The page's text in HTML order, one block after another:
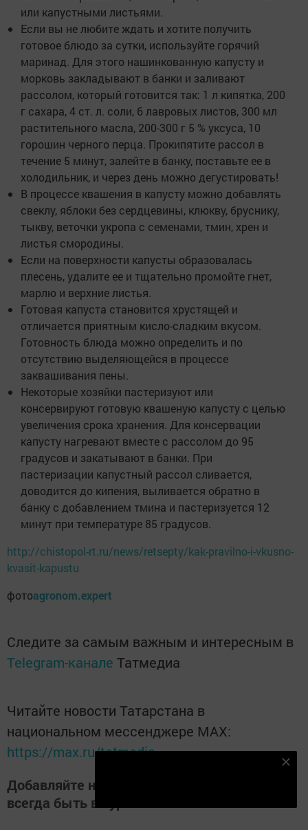
или капустными листьями.
Если вы не любите ждать и хотите получить
готовое блюдо за сутки, используйте горячий
маринад. Для этого нашинкованную капусту и
морковь закладывают в банки и заливают
рассолом, который готовится так: 1 л кипятка, 200
г сахара, 4 ст. л. соли, 6 лавровых листов, 300 мл
растительного масла, 200-300 г 5 % уксуса, 10
горошин черного перца. Прокипятите рассол в
течение 5 минут, залейте в банку, поставьте ее в
холодильник, и через день можно дегустировать!
В процессе квашения в капусту можно добавлять
свеклу, яблоки без сердцевины, клюкву, бруснику,
тыкву, веточки укропа с семенами, тмин, хрен и
листья смородины.
Если на поверхности капусты образовалась
плесень, удалите ее и тщательно промойте гнет,
марлю и верхние листья.
Готовая капуста становится хрустящей и
отличается приятным кисло-сладким вкусом.
Готовность блюда можно определить и по
отсутствию выделяющейся в процессе
заквашивания пены.
Некоторые хозяйки пастеризуют или
консервируют готовую квашеную капусту с целью
увеличения срока хранения. Для консервации
капусту нагревают вместе с рассолом до 95
градусов и закатывают в банки. При
пастеризации капустный рассол сливается,
доводится до кипения, выливается обратно в
банку с добавлением тмина и пастеризуется 12
минут при температуре 85 градусов.
http://chistopol-rt.ru/news/retsepty/kak-pravilno-i-vkusno-
kvasit-kapustu
фотоagronom.expert
Следите за самым важным и интересным в
Telegram-канале Татмедиа
Читайте новости Татарстана в
национальном мессенджере MАХ:
https://max.ru/tatmedia
Добавляйте наш сайт в
всегда быть в курсе свежих новостей